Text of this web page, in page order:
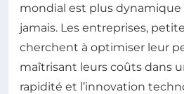
mondial est plus
jamais. Les entreprises,
cherchent à optimiser leur
maîtrisant leurs coûts dans
rapidité et l’innovation